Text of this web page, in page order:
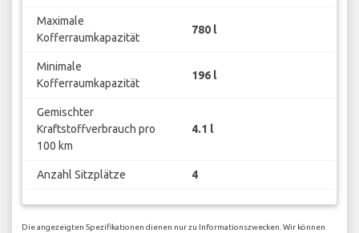
Maximale
Kofferraumkapazität
780 l
Minimale
Kofferraumkapazität
196 l
Gemischter
Kraftstoffverbrauch pro
100 km
4.1 l
Anzahl Sitzplätze 4
Die angezeigten Spezifikationen dienen nur zu Informationszwecken. Wir können